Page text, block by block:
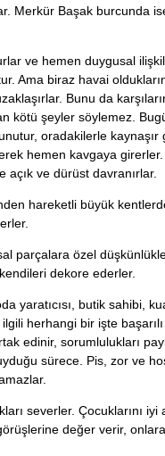
Merkür Başak burcunda
ve hemen duygusal
Ama biraz havai
Bunu da
kötü şeyler söylemez.
oradakilerle
hemen kavgaya
ve dürüst davranırlar.
hareketli büyük
parçalara özel
dekore ederler.
yaratıcısı, butik sahibi,
herhangi bir işte başarılı
edinir, sorumlulukları
sürece. Pis, zor ve
severler. Çocuklarını
değer verir,